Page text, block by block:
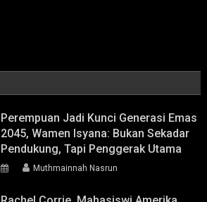
Perempuan Jadi Kunci Generasi Emas
2045, Wamen Isyana: Bukan Sekadar
Pendukung, Tapi Penggerak Utama
Muthmainnah Nasrun